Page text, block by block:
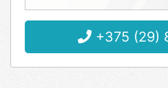
+375 (29)